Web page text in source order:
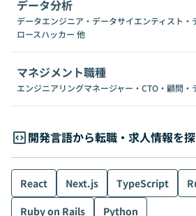
データ分析
データエンジニア・データサイエンティスト
ロースハッカー 他
マネジメント職種
エンジニアリングマネージャー・CTO・顧問・
開発言語から転職・求人情報を
React Next.js TypeScript
Ruby on Rails
Python